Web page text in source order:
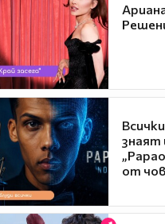
знаят
от